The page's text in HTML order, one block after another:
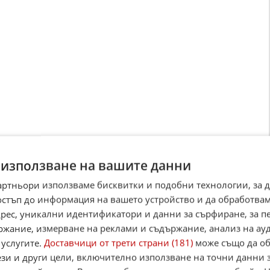
на вашите данни
използваме бисквитки и подобни технологии, за
до информация на вашето устройство и да
уникални идентификатори и данни за сърфиране, за
измерване на реклами и съдържание, анализ на
Доставчици от трети страни (181) може също да
и други цели, включително използване на точни данни